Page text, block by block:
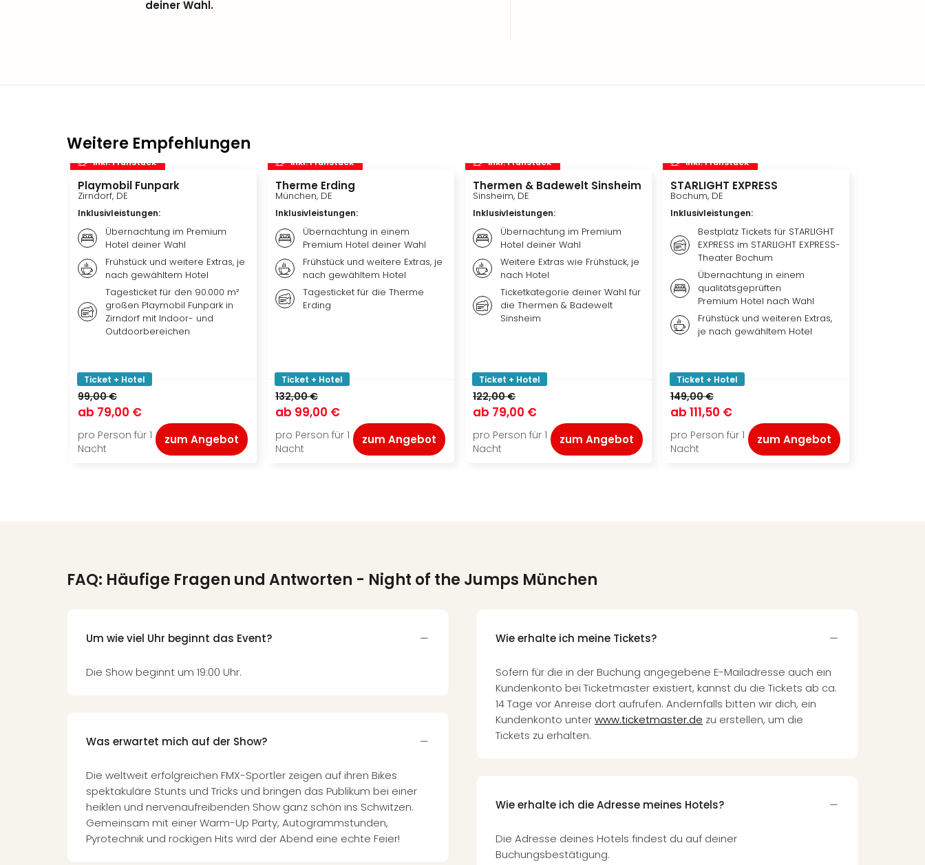
deiner Wahl.
Weitere Empfehlungen
inkl. Frühstück
Playmobil Funpark
Zirndorf, DE
Inklusivleistungen:
Übernachtung im Premium
Hotel deiner Wahl
Frühstück und weitere Extras, je
nach gewähltem Hotel
Tagesticket für den 90.000 m²
großen Playmobil Funpark in
Zirndorf mit Indoor- und
Outdoorbereichen
Ticket + Hotel
99,00 €
ab 79,00 €
pro Person für 1
Nacht
zum Angebot
inkl. Frühstück
Therme Erding
München, DE
Inklusivleistungen:
Übernachtung in einem
Premium Hotel deiner Wahl
Frühstück und weitere Extras, je
nach gewähltem Hotel
Tagesticket für die Therme
Erding
Ticket + Hotel
132,00 €
ab 99,00 €
pro Person für 1
Nacht
zum Angebot
inkl. Frühstück
Thermen & Badewelt Sinsheim
Sinsheim, DE
Inklusivleistungen:
Übernachtung im Premium
Hotel deiner Wahl
Weitere Extras wie Frühstück, je
nach Hotel
Ticketkategorie deiner Wahl für
die Thermen & Badewelt
Sinsheim
Ticket + Hotel
122,00 €
ab 79,00 €
pro Person für 1
Nacht
zum Angebot
inkl. Frühstück
STARLIGHT EXPRESS
Bochum, DE
Inklusivleistungen:
Bestplatz Tickets für STARLIGHT
EXPRESS im STARLIGHT EXPRESS-
Theater Bochum
Übernachtung in einem
qualitätsgeprüften
Premium Hotel nach Wahl
Frühstück und weiteren Extras,
je nach gewähltem Hotel
Ticket + Hotel
149,00 €
ab 111,50 €
pro Person für 1
Nacht
zum Angebot
FAQ: Häufige Fragen und Antworten - Night of the Jumps München
Um wie viel Uhr beginnt das Event?
Die Show beginnt um 19:00 Uhr.
Was erwartet mich auf der Show?
Die weltweit erfolgreichen FMX-Sportler zeigen auf ihren Bikes
spektakuläre Stunts und Tricks und bringen das Publikum bei einer
heiklen und nervenaufreibenden Show ganz schön ins Schwitzen.
Gemeinsam mit einer Warm-Up Party, Autogrammstunden,
Pyrotechnik und rockigen Hits wird der Abend eine echte Feier!
Wie erhalte ich meine Tickets?
Sofern für die in der Buchung angegebene E-Mailadresse auch ein
Kundenkonto bei Ticketmaster existiert, kannst du die Tickets ab ca.
14 Tage vor Anreise dort aufrufen. Andernfalls bitten wir dich, ein
Kundenkonto unterwww.ticketmaster.de zu erstellen, um die
Tickets zu erhalten.
Wie erhalte ich die Adresse meines Hotels?
Die Adresse deines Hotels findest du auf deiner
Buchungsbestätigung.